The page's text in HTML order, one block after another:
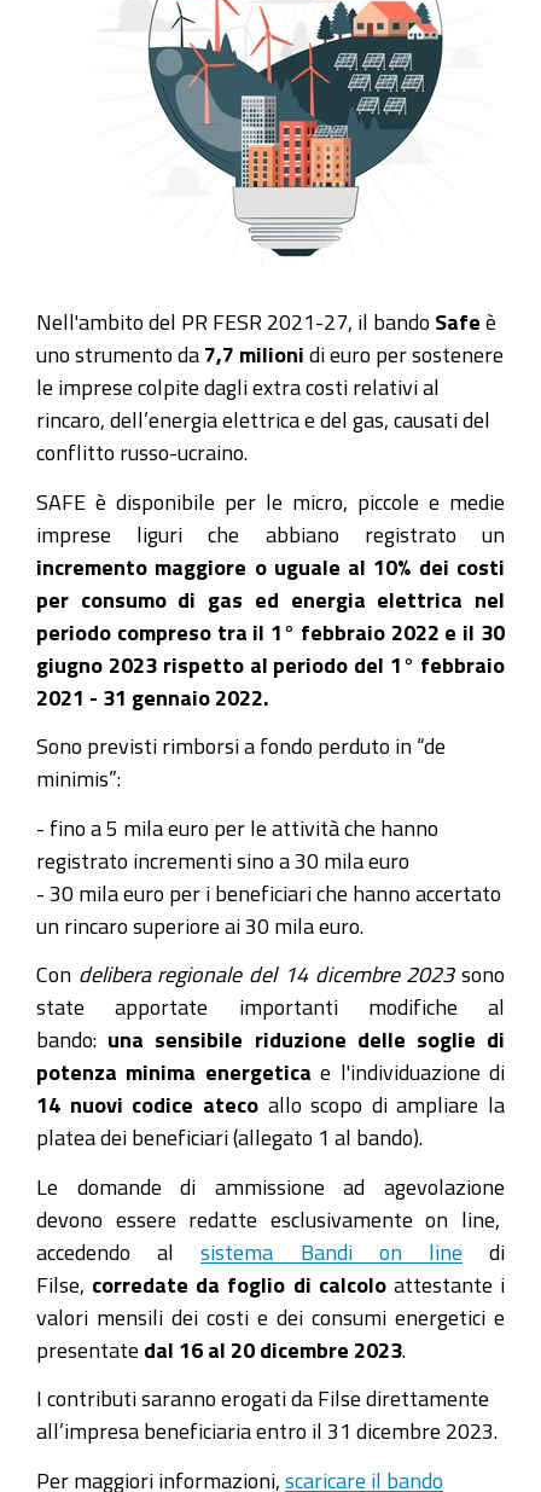
Nell'ambito del PR FESR 2021-27, il bando Safe è
uno strumento da 7,7 milioni di euro per sostenere
le imprese colpite dagli extra costi relativi al
rincaro, dell’energia elettrica e del gas, causati del
conflitto russo-ucraino.
SAFE è disponibile per le micro, piccole e medie
imprese liguri che abbiano registrato un
incremento maggiore o uguale al 10% dei costi
per consumo di gas ed energia elettrica nel
periodo compreso tra il 1° febbraio 2022 e il 30
giugno 2023 rispetto al periodo del 1° febbraio
2021 - 31 gennaio 2022.
Sono previsti rimborsi a fondo perduto in “de
minimis”:
- fino a 5 mila euro per le attività che hanno
registrato incrementi sino a 30 mila euro
- 30 mila euro per i beneficiari che hanno accertato
un rincaro superiore ai 30 mila euro.
Con delibera regionale del 14 dicembre 2023sono
state apportate importanti modifiche al
bando: una sensibile riduzione delle soglie di
potenza minima energetica e l'individuazione di
14 nuovi codice atecoallo scopo di ampliare la
platea dei beneficiari (allegato 1 al bando).
Le domande di ammissione ad agevolazione
devono essere redatte esclusivamente on line,
accedendo alsistema Bandi on line di
Filse, corredate da foglio di calcoloattestante i
valori mensili dei costi e dei consumi energetici e
presentate dal 16 al 20 dicembre 2023
I contributi saranno erogati da Filse direttamente
all’impresa beneficiaria entro il 31 dicembre 2023.
Per maggiori informazioni, scaricare il bando